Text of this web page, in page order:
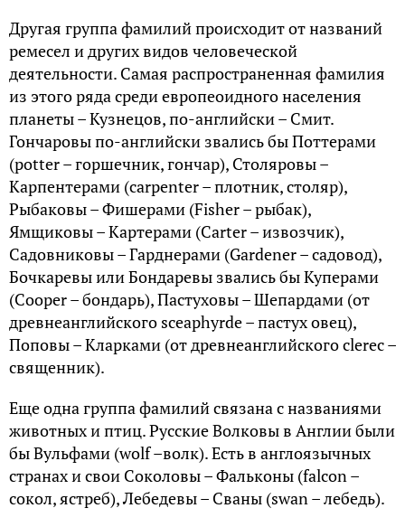
Другая группа фамилий происходит от названий
ремесел и других видов человеческой
деятельности. Самая распространенная фамилия
из этого ряда среди европеоидного населения
планеты – Кузнецов, по-английски – Смит.
Гончаровы по-английски звались бы Поттерами
(рotter – горшечник, гончар), Столяровы –
Карпентерами (сarpenter – плотник, столяр),
Рыбаковы – Фишерами (Fisher – рыбак),
Ямщиковы – Картерами (Carter – извозчик),
Садовниковы – Гарднерами (Gardener – садовод),
Бочкаревы или Бондаревы звались бы Куперами
(Cooper – бондарь), Пастуховы – Шепардами (от
древнеанглийского sceaphyrde – пастух овец),
Поповы – Кларками (от древнеанглийского clerec –
священник).
Еще одна группа фамилий связана с названиями
животных и птиц. Русские Волковы в Англии были
бы Вульфами (wolf –волк). Есть в англоязычных
странах и свои Соколовы – Фальконы (falcon –
сокол, ястреб), Лебедевы – Сваны (swan – лебедь).